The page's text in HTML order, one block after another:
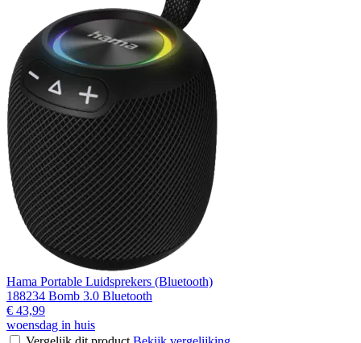
Hama Portable Luidsprekers (Bluetooth)
188234 Bomb 3.0 Bluetooth
€ 43,99
woensdag in huis